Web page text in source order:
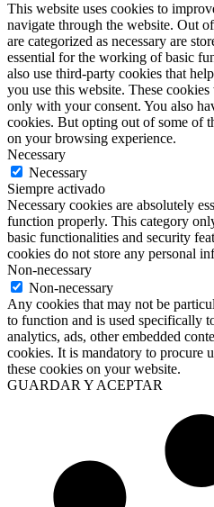
This website uses cookies to
navigate through the website. Out
are categorized as necessary are
essential for the working of basic
also use third-party cookies that
you use this website. These
only with your consent. You also
cookies. But opting out of some of
on your browsing experience.
Necessary
Necessary
Siempre activado
Necessary cookies are absolutely
function properly. This category
basic functionalities and security
cookies do not store any personal
Non-necessary
Non-necessary
Any cookies that may not be
to function and is used specifically
analytics, ads, other embedded
cookies. It is mandatory to procure
these cookies on your website.
GUARDAR Y ACEPTAR